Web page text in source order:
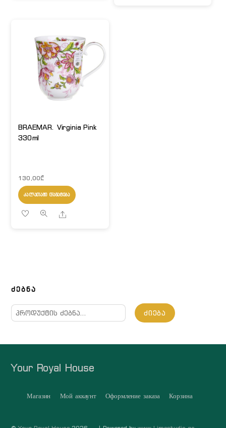
BRAEMAR. Virginia Pink
330ml
130,00₾
ᲙᲐᲚᲐᲗᲐᲨᲘ ᲓᲐᲛᲐᲢᲔᲑᲐ
Share
ᲫᲔᲑᲜᲐ
ძებნა:
ᲫᲘᲔᲑᲐ
Your Royal House
Магазин Мой аккаунт Оформление заказа Корзина